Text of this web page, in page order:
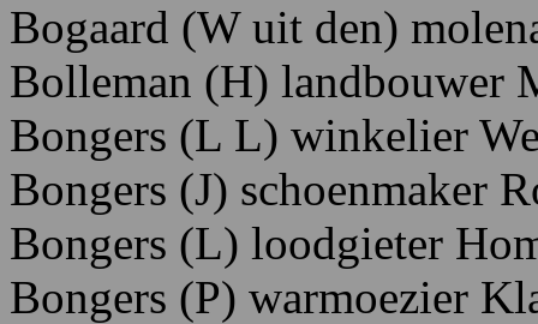
Bogaard (W uit den)
Bolleman (H) landbouwer
Bongers (L L) winkelier W
Bongers (J) schoenmaker R
Bongers (L) loodgieter
Bongers (P) warmoezier K